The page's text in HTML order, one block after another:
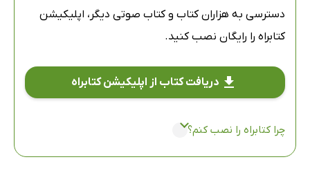
دسترسی به هزاران کتاب و کتاب صوتی دیگر، اپلیکیشن
کتابراه را رایگان نصب کنید.
دریافت کتاب از اپلیکیشن کتابراه
چرا کتابراه را نصب کنم؟